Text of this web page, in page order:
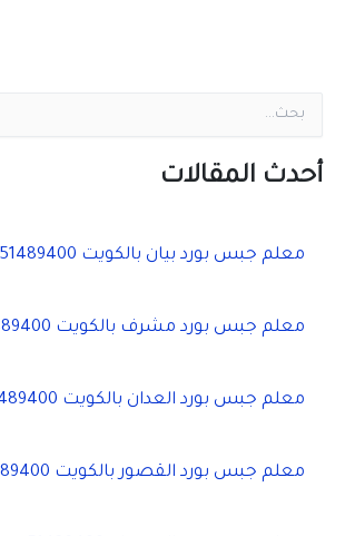
ح
أحدث المقالات
معلم جبس بورد بيان بالكويت 51489400
معلم جبس بورد مشرف بالكويت 51489400
معلم جبس بورد العدان بالكويت 51489400
معلم جبس بورد القصور بالكويت 51489400